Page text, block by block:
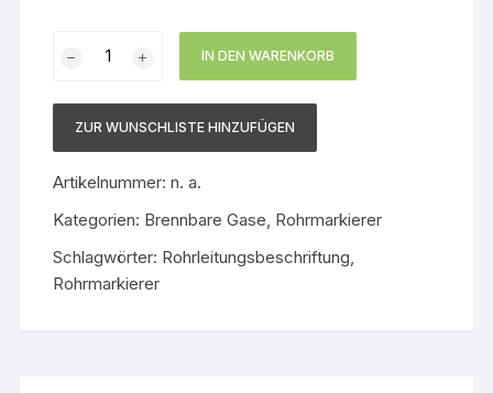
IN DEN WARENKORB
ZUR WUNSCHLISTE HINZUFÜGEN
Artikelnummer:n. a.
Kategorien: Brennbare Gase Rohrmarkierer
Schlagwörter: Rohrleitungsbeschriftung
Rohrmarkierer